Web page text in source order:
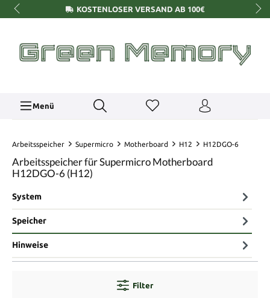
KOSTENLOSER VERSAND AB 100€
Menü
Arbeitsspeicher Supermicro Motherboard H12 H12DGO-6
Arbeitsspeicher für Supermicro Motherboard
H12DGO-6 (H12)
System
Speicher
Hinweise
Filter